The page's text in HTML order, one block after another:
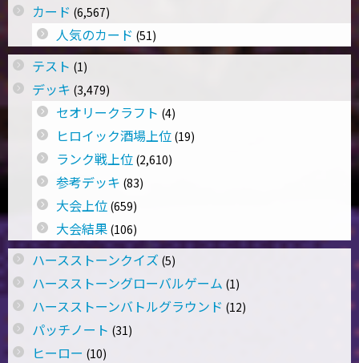
カード (6,567)
人気のカード (51)
テスト (1)
デッキ (3,479)
セオリークラフト (4)
ヒロイック酒場上位 (19)
ランク戦上位 (2,610)
参考デッキ (83)
大会上位 (659)
大会結果 (106)
ハースストーンクイズ (5)
ハースストーングローバルゲーム (1)
ハースストーンバトルグラウンド (12)
パッチノート (31)
ヒーロー (10)